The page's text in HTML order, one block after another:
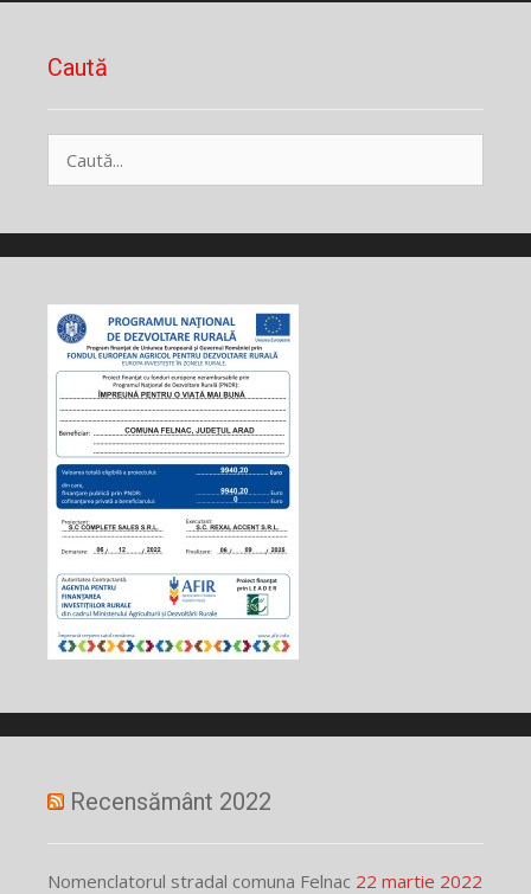
Caută
după:
Recensământ 2022
Nomenclatorul stradal comuna Felnac 22 martie 2022